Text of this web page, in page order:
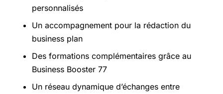
personnalisés
Un accompagnement pour la rédaction du
business plan
Des formations complémentaires grâce au
Business Booster 77
Un réseau dynamique d’échanges entre